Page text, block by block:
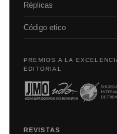
Réplicas
Código etico
PREMIOS A LA
EDITORIAL
REVISTAS